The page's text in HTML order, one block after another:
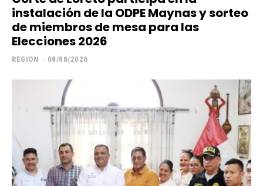
instalación de la ODPE Maynas y sorteo
de miembros de mesa para las
Elecciones 2026
REGION - 08/08/2026